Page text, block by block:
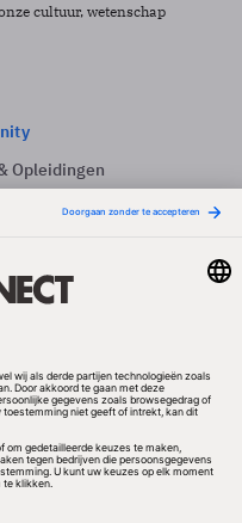
cultuur, wetenschap
Opleidingen